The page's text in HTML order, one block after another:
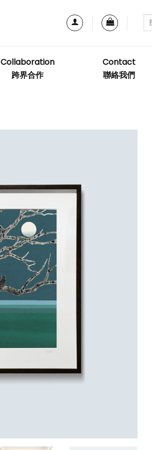
Collaboration
跨界合作
Contact
聯絡我們